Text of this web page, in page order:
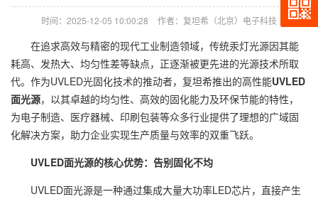
时间：2025-12-05 10:00:28 作者：复坦希（北京）电子科技
在追求高效与精密的现代工业制造领域，传统汞灯光源因其能
耗高、发热大、均匀性差等缺点，正逐渐被更先进的光源技术所取
代。作为UVLED光固化技术的推动者，复坦希推出的高性能UVLED
面光源，以其卓越的均匀性、高效的固化能力及环保节能的特性，
为电子制造、医疗器械、印刷包装等众多行业提供了理想的广域固
化解决方案，助力企业实现生产质量与效率的双重飞跃。
UVLED面光源的核心优势：告别固化不均
UVLED面光源是一种通过集成大量大功率LED芯片，直接产生